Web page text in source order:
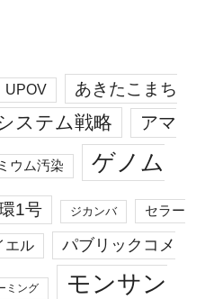
UPOV
あきたこまち
ステム戦略 アマ
ウム汚染
ゲノム
1号 ジカンバ セラー
エル パブリックコメ
ミング
モンサン